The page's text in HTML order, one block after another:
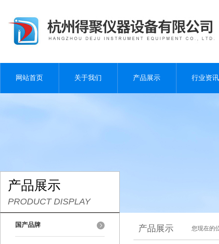
网站首页 关于我们 产品展示 行业资讯
产品展示
PRODUCT DISPLAY
国产品牌 产品展示 您现在的